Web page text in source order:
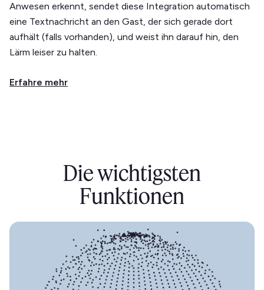
Anwesen erkennt, sendet diese Integration automatisch
eine Textnachricht an den Gast, der sich gerade dort
aufhält (falls vorhanden), und weist ihn darauf hin, den
Lärm leiser zu halten.
Erfahre mehr
Die wichtigsten
Funktionen